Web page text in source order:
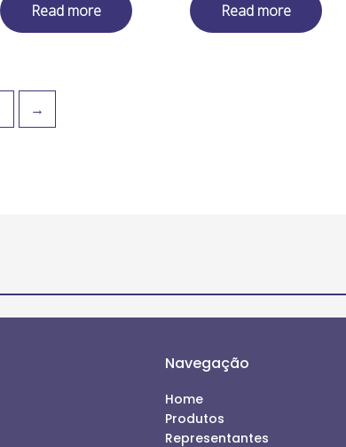
Read more Read more
→
Navegação
Home
Produtos
Representantes